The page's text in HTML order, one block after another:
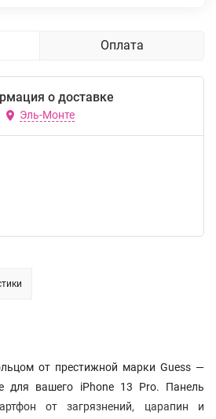
Оплата
о доставке
Эль-Монте
от престижной марки Guess —
для вашего iPhone 13 Pro. Панель
от загрязнений, царапин и